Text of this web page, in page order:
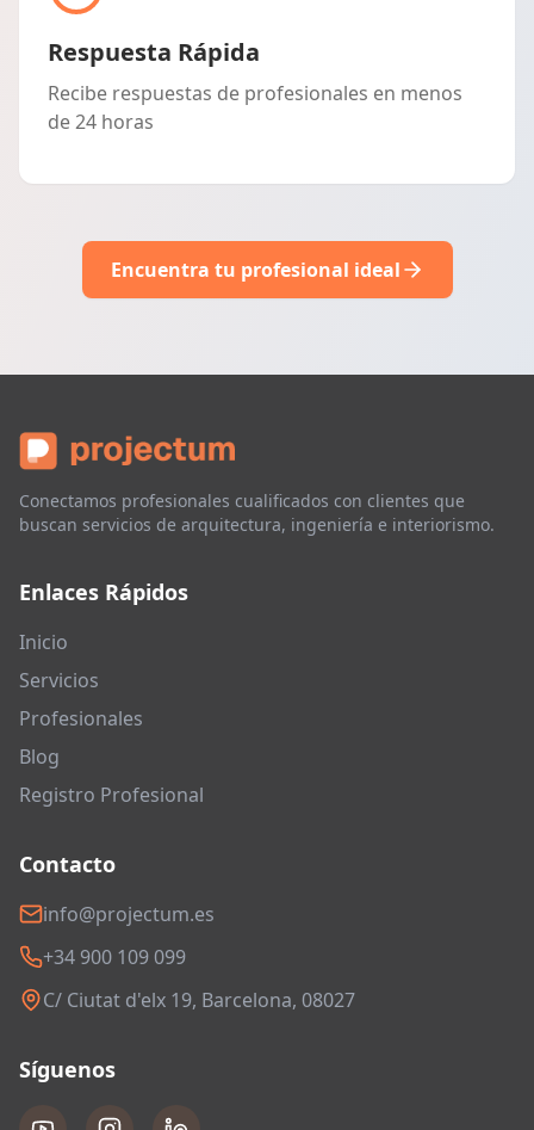
Respuesta Rápida
Recibe respuestas de profesionales en menos
de 24 horas
Encuentra tu profesional ideal
Conectamos profesionales cualificados con clientes que
buscan servicios de arquitectura, ingeniería e interiorismo.
Enlaces Rápidos
Inicio
Servicios
Profesionales
Blog
Registro Profesional
Contacto
info@projectum.es
+34 900 109 099
C/ Ciutat d'elx 19, Barcelona, 08027
Síguenos